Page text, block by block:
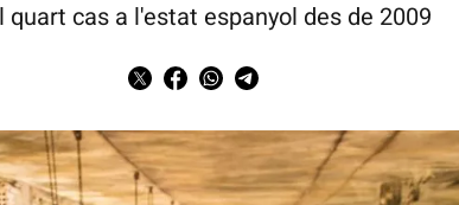
quart cas a l'estat espanyol des de 2009